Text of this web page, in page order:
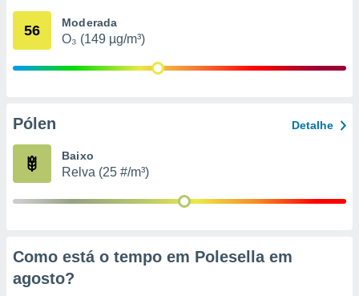
através
estudos
1199
56 Moderada
O₃ (149 µg/m³)
Pólen Detalhe
Baixo
Relva (25 #/m³)
Como está o tempo em Polesella em
agosto?